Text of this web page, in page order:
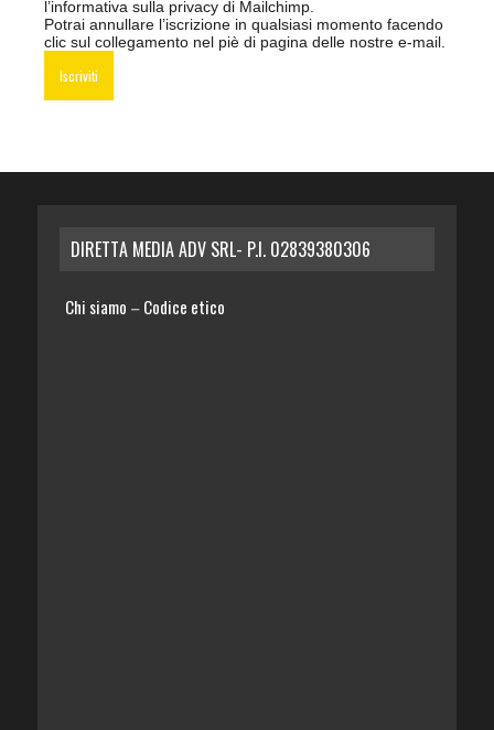
l’informativa sulla privacy di Mailchimp
Potrai annullare l’iscrizione in qualsiasi momento facendo
clic sul collegamento nel piè di pagina delle nostre e-mail.
DIRETTA MEDIA ADV SRL- P.I. 02839380306
Chi siamo – Codice etico